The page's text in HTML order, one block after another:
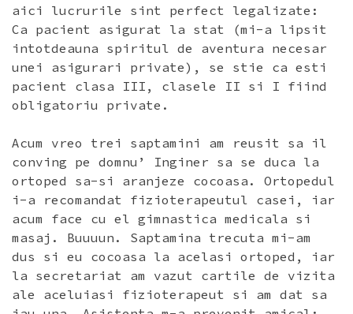
aici lucrurile sint perfect legalizate:
Ca pacient asigurat la stat (mi-a lipsit
intotdeauna spiritul de aventura necesar
unei asigurari private), se stie ca esti
pacient clasa III, clasele II si I fiind
obligatoriu private.
Acum vreo trei saptamini am reusit sa il
conving pe domnu’ Inginer sa se duca la
ortoped sa-si aranjeze cocoasa. Ortopedul
i-a recomandat fizioterapeutul casei, iar
acum face cu el gimnastica medicala si
masaj. Buuuun. Saptamina trecuta mi-am
dus si eu cocoasa la acelasi ortoped, iar
la secretariat am vazut cartile de vizita
ale aceluiasi fizioterapeut si am dat sa